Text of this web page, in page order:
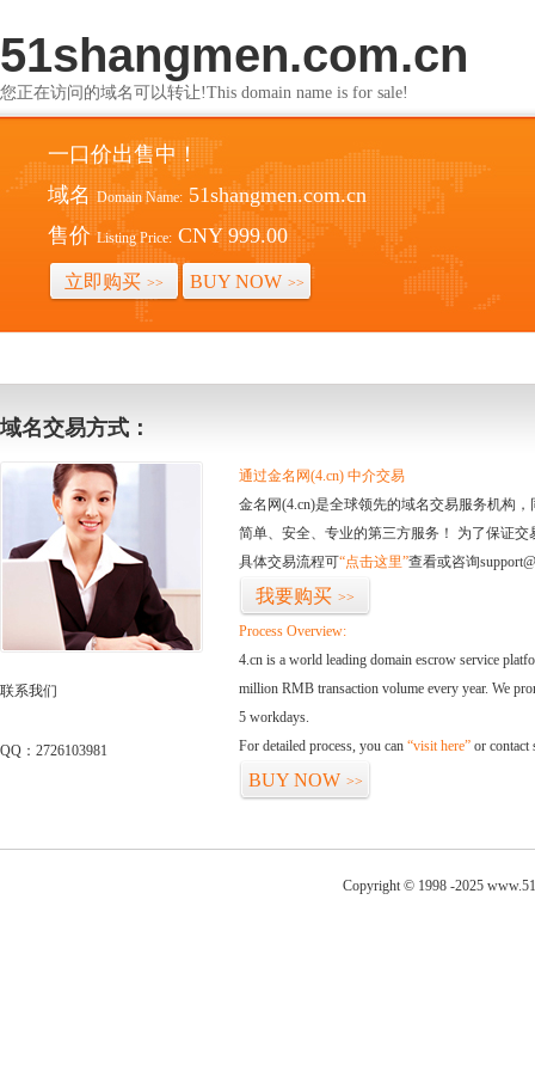
51shangmen.com.cn
您正在访问的域名可以转让!This domain name is for sale!
一口价出售中！
域名 Domain Name: 51shangmen.com.cn
售价 Listing Price: CNY 999.00
立即购买 >> BUY NOW >>
域名交易方式：
联系我们
QQ：2726103981
通过金名网(4.cn) 中介交易
金名网(4.cn)是全球领先的域名交易服务机构
简单、安全、专业的第三方服务！ 为了保证
具体交易流程可“点击这里”查看或咨询
我要购买 >>
Process Overview:
4.cn is a world leading domain escrow service
million RMB transaction volume every year. We
5 workdays.
For detailed process, you can “visit here” or contact
BUY NOW >>
Copyright © 1998 -2025